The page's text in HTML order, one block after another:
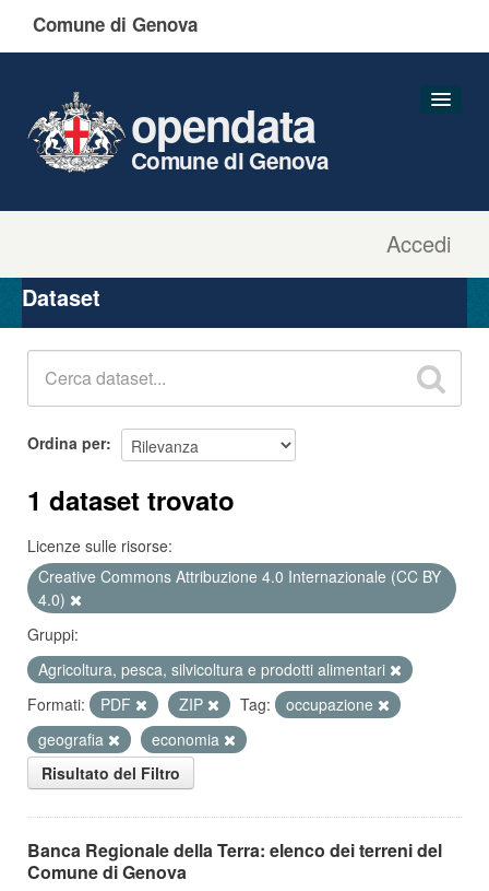
Comune di Genova
Accedi
opendata
Comune di Genova
Organizzazioni
Gruppi
Dataset
Ordina per
1 dataset trovato
Licenze sulle risorse:
Creative Commons Attribuzione 4.0 Internazionale (CC BY
4.0)
Gruppi:
Agricoltura, pesca, silvicoltura e prodotti alimentari
Formati:
PDF ZIP Tag:
occupazione
geografia
economia
Risultato del Filtro
Banca Regionale della Terra: elenco dei terreni del
Comune di Genova